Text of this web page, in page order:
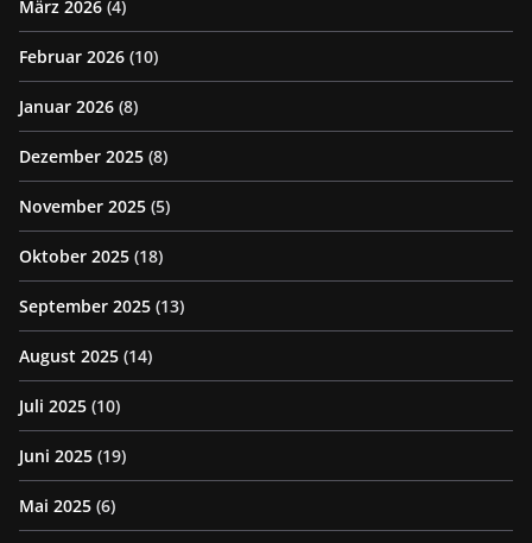
März 2026 (4)
Februar 2026 (10)
Januar 2026 (8)
Dezember 2025 (8)
November 2025 (5)
Oktober 2025 (18)
September 2025 (13)
August 2025 (14)
Juli 2025 (10)
Juni 2025 (19)
Mai 2025 (6)